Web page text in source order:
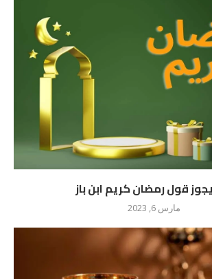
قول رمضان كريم ابن باز
مارس 6, 2023